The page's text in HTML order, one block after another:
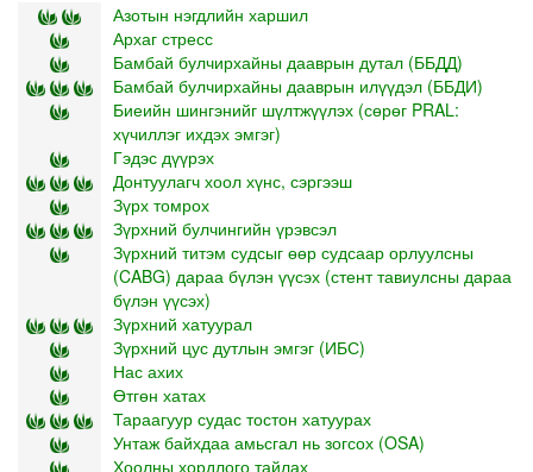
Азотын нэгдлийн харшил
Архаг стресс
Бамбай булчирхайны дааврын дутал (ББДД)
Бамбай булчирхайны дааврын илүүдэл (ББДИ)
Биеийн шингэнийг шүлтжүүлэх (сөрөг PRAL:
хүчиллэг ихдэх эмгэг)
Гэдэс дүүрэх
Донтуулагч хоол хүнс, сэргээш
Зүрх томрох
Зүрхний булчингийн үрэвсэл
Зүрхний титэм судсыг өөр судсаар орлуулсны
(CABG) дараа бүлэн үүсэх (стент тавиулсны дараа
бүлэн үүсэх)
Зүрхний хатуурал
Зүрхний цус дутлын эмгэг (ИБС)
Нас ахих
Өтгөн хатах
Тараагуур судас тостон хатуурах
Унтаж байхдаа амьсгал нь зогсох (OSA)
Хоолны хордлого тайлах